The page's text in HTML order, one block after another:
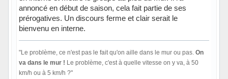
annoncé en début de saison, cela fait partie de ses
prérogatives. Un discours ferme et clair serait le
bienvenu en interne.
"Le problème, ce n'est pas le fait qu'on aille dans le mur ou pas. On
va dans le mur ! Le problème, c'est à quelle vitesse on y va, à 50
km/h ou à 5 km/h ?"